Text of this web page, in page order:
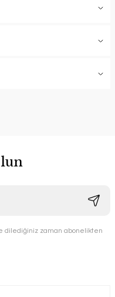
dilediğiniz zaman abonelikten